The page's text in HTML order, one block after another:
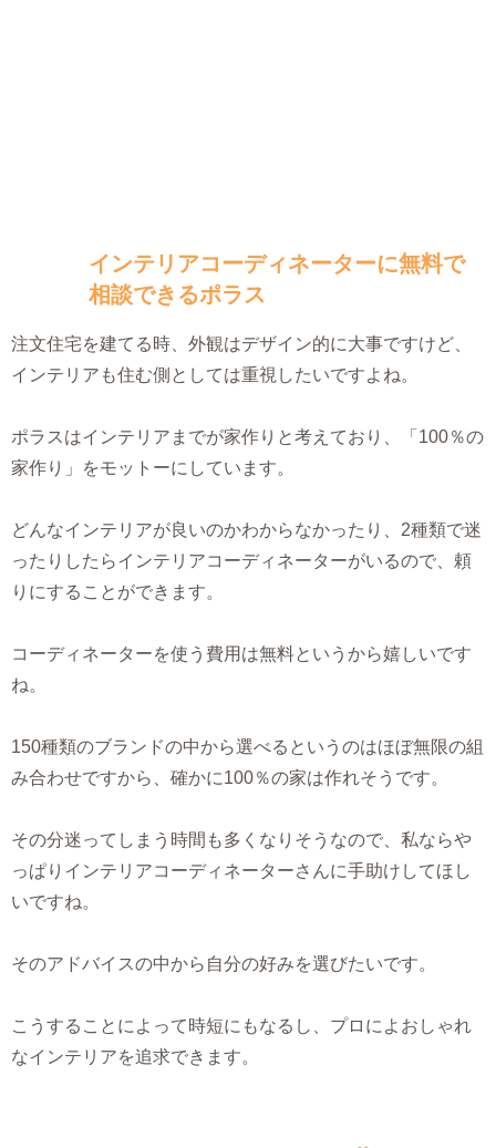
インテリアコーディネーターに無料で
相談できるポラス
注文住宅を建てる時、外観はデザイン的に大事ですけど、
インテリアも住む側としては重視したいですよね。
ポラスはインテリアまでが家作りと考えており、「100％の
家作り」をモットーにしています。
どんなインテリアが良いのかわからなかったり、2種類で迷
ったりしたらインテリアコーディネーターがいるので、頼
りにすることができます。
コーディネーターを使う費用は無料というから嬉しいです
ね。
150種類のブランドの中から選べるというのはほぼ無限の組
み合わせですから、確かに100％の家は作れそうです。
その分迷ってしまう時間も多くなりそうなので、私ならや
っぱりインテリアコーディネーターさんに手助けしてほし
いですね。
そのアドバイスの中から自分の好みを選びたいです。
こうすることによって時短にもなるし、プロによおしゃれ
なインテリアを追求できます。